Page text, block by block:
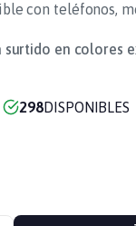
con teléfonos,
surtido en colores
298DISPONIBLES